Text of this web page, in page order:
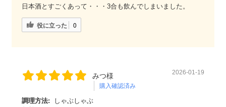
日本酒とすごくあって・・・3合も飲んでしまいました。
役に立った 0
みつ様
購入確認済み
2026-01-19
調理方法:
しゃぶしゃぶ